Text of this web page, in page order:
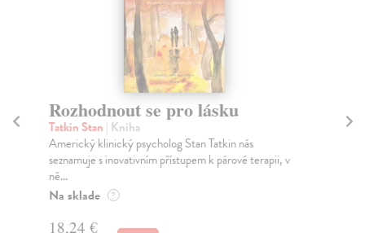
Rozhodnout se pro lásku
Tatkin Stan | Kniha
Americký klinický psycholog Stan Tatkin nás
seznamuje s inovativním přístupem k párové terapii, v
ně...
Na sklade ?
18,24 €